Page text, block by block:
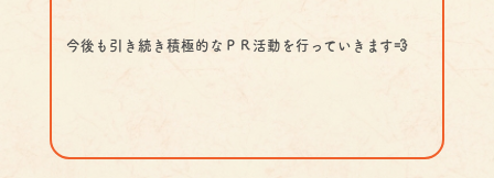
今後も引き続き積極的なＰＲ活動を行っていきます💨